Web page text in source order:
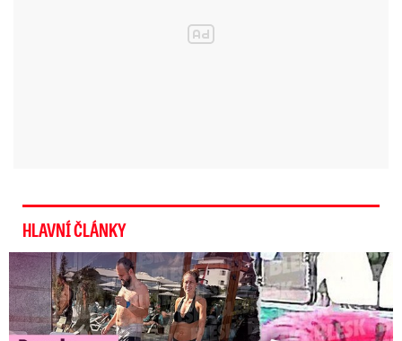
HLAVNÍ ČLÁNKY
Exministryně s Havránkem dováděli v Polsku: První slova!